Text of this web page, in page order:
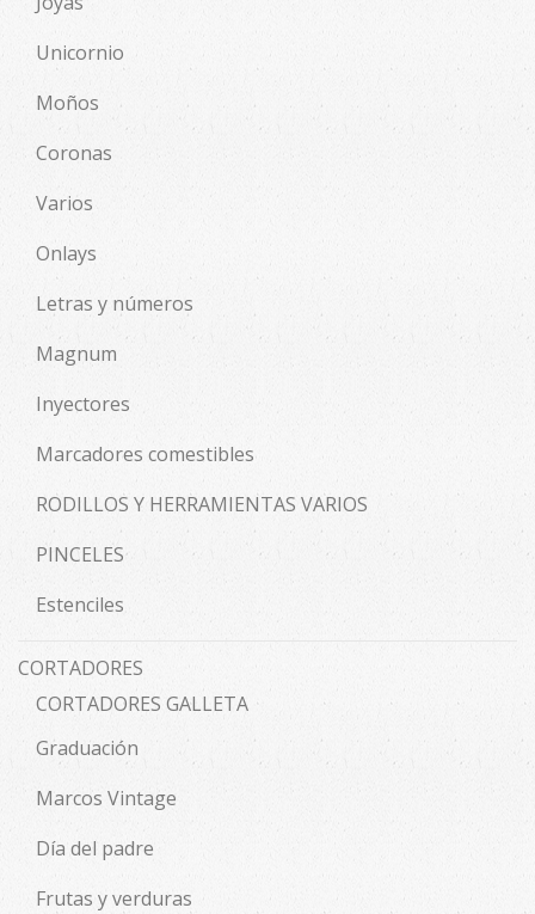
Unicornio
Moños
Coronas
Varios
Onlays
Letras y números
Magnum
Inyectores
Marcadores comestibles
RODILLOS Y HERRAMIENTAS VARIOS
PINCELES
Estenciles
CORTADORES
CORTADORES GALLETA
Graduación
Marcos Vintage
Día del padre
Frutas y verduras